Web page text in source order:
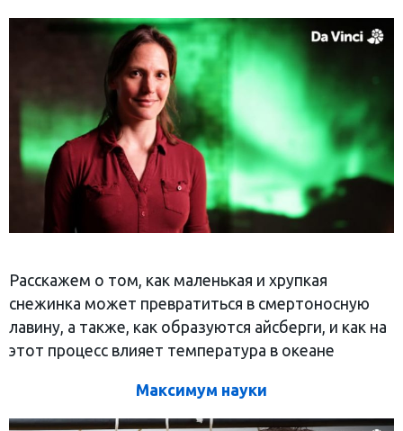
Расскажем о том, как маленькая и хрупкая
снежинка может превратиться в смертоносную
лавину, а также, как образуются айсберги, и как на
этот процесс влияет температура в океане
Максимум науки